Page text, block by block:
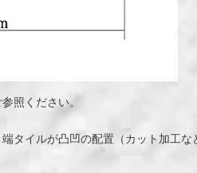
照ください。
タイルが凸凹の配置（カット加工